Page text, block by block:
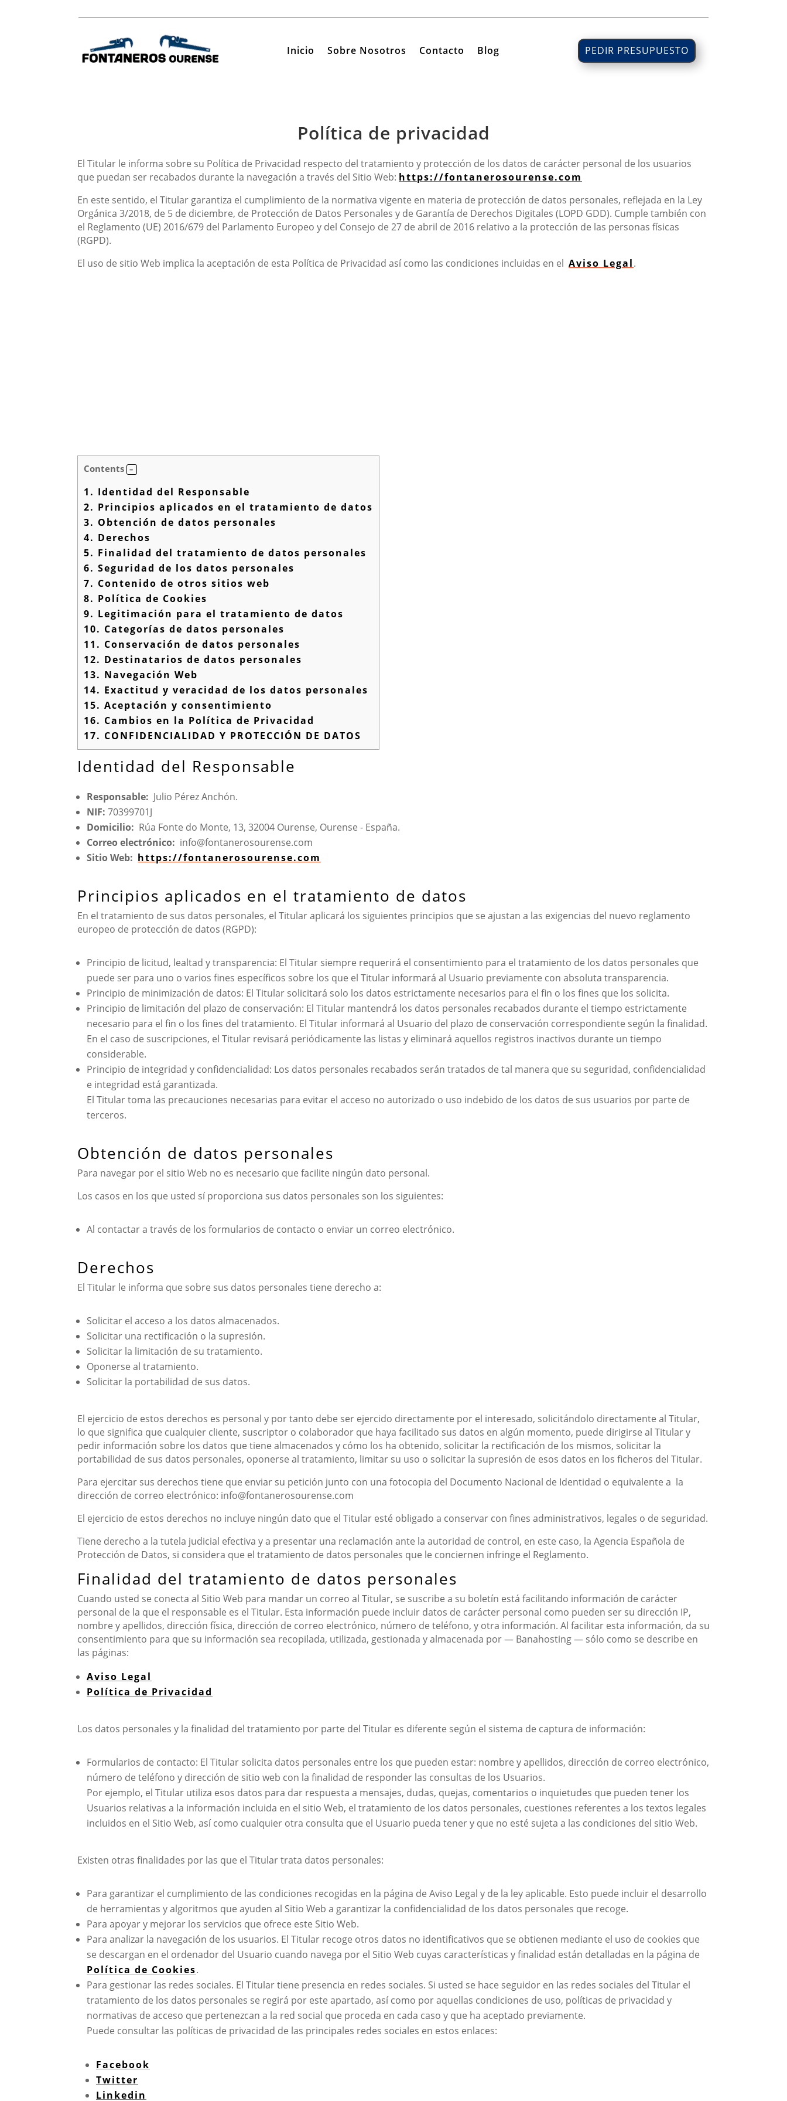
Inicio Sobre Nosotros Contacto Blog PEDIR PRESUPUESTO
Política de privacidad
El Titular le informa sobre su Política de Privacidad respecto del tratamiento y protección de los datos de carácter personal de los usuarios
que puedan ser recabados durante la navegación a través del Sitio Web: https://fontanerosourense.com
En este sentido, el Titular garantiza el cumplimiento de la normativa vigente en materia de protección de datos personales, reflejada en la Ley
Orgánica 3/2018, de 5 de diciembre, de Protección de Datos Personales y de Garantía de Derechos Digitales (LOPD GDD). Cumple también con
el Reglamento (UE) 2016/679 del Parlamento Europeo y del Consejo de 27 de abril de 2016 relativo a la protección de las personas físicas
(RGPD).
El uso de sitio Web implica la aceptación de esta Política de Privacidad así como las condiciones incluidas en el Aviso Legal.
Contents
1. Identidad del Responsable
2. Principios aplicados en el tratamiento de datos
3. Obtención de datos personales
4. Derechos
5. Finalidad del tratamiento de datos personales
6. Seguridad de los datos personales
7. Contenido de otros sitios web
8. Política de Cookies
9. Legitimación para el tratamiento de datos
10. Categorías de datos personales
11. Conservación de datos personales
12. Destinatarios de datos personales
13. Navegación Web
14. Exactitud y veracidad de los datos personales
15. Aceptación y consentimiento
16. Cambios en la Política de Privacidad
17. CONFIDENCIALIDAD Y PROTECCIÓN DE DATOS
Identidad del Responsable
Responsable: Julio Pérez Anchón.
NIF: 70399701J
Domicilio: Rúa Fonte do Monte, 13, 32004 Ourense, Ourense - España.
Correo electrónico: info@fontanerosourense.com
Sitio Web: https://fontanerosourense.com
Principios aplicados en el tratamiento de datos
En el tratamiento de sus datos personales, el Titular aplicará los siguientes principios que se ajustan a las exigencias del nuevo reglamento
europeo de protección de datos (RGPD):
Principio de licitud, lealtad y transparencia: El Titular siempre requerirá el consentimiento para el tratamiento de los datos personales que
puede ser para uno o varios fines específicos sobre los que el Titular informará al Usuario previamente con absoluta transparencia.
Principio de minimización de datos: El Titular solicitará solo los datos estrictamente necesarios para el fin o los fines que los solicita.
Principio de limitación del plazo de conservación: El Titular mantendrá los datos personales recabados durante el tiempo estrictamente
necesario para el fin o los fines del tratamiento. El Titular informará al Usuario del plazo de conservación correspondiente según la finalidad.
En el caso de suscripciones, el Titular revisará periódicamente las listas y eliminará aquellos registros inactivos durante un tiempo
considerable.
Principio de integridad y confidencialidad: Los datos personales recabados serán tratados de tal manera que su seguridad, confidencialidad
e integridad está garantizada.
El Titular toma las precauciones necesarias para evitar el acceso no autorizado o uso indebido de los datos de sus usuarios por parte de
terceros.
Obtención de datos personales
Para navegar por el sitio Web no es necesario que facilite ningún dato personal.
Los casos en los que usted sí proporciona sus datos personales son los siguientes:
Al contactar a través de los formularios de contacto o enviar un correo electrónico.
Derechos
El Titular le informa que sobre sus datos personales tiene derecho a:
Solicitar el acceso a los datos almacenados.
Solicitar una rectificación o la supresión.
Solicitar la limitación de su tratamiento.
Oponerse al tratamiento.
Solicitar la portabilidad de sus datos.
El ejercicio de estos derechos es personal y por tanto debe ser ejercido directamente por el interesado, solicitándolo directamente al Titular,
lo que significa que cualquier cliente, suscriptor o colaborador que haya facilitado sus datos en algún momento, puede dirigirse al Titular y
pedir información sobre los datos que tiene almacenados y cómo los ha obtenido, solicitar la rectificación de los mismos, solicitar la
portabilidad de sus datos personales, oponerse al tratamiento, limitar su uso o solicitar la supresión de esos datos en los ficheros del Titular.
Para ejercitar sus derechos tiene que enviar su petición junto con una fotocopia del Documento Nacional de Identidad o equivalente a la
dirección de correo electrónico: info@fontanerosourense.com
El ejercicio de estos derechos no incluye ningún dato que el Titular esté obligado a conservar con fines administrativos, legales o de seguridad.
Tiene derecho a la tutela judicial efectiva y a presentar una reclamación ante la autoridad de control, en este caso, la Agencia Española de
Protección de Datos, si considera que el tratamiento de datos personales que le conciernen infringe el Reglamento.
Finalidad del tratamiento de datos personales
Cuando usted se conecta al Sitio Web para mandar un correo al Titular, se suscribe a su boletín está facilitando información de carácter
personal de la que el responsable es el Titular. Esta información puede incluir datos de carácter personal como pueden ser su dirección IP,
nombre y apellidos, dirección física, dirección de correo electrónico, número de teléfono, y otra información. Al facilitar esta información, da su
consentimiento para que su información sea recopilada, utilizada, gestionada y almacenada por — Banahosting — sólo como se describe en
las páginas:
Aviso Legal
Política de Privacidad
Los datos personales y la finalidad del tratamiento por parte del Titular es diferente según el sistema de captura de información:
Formularios de contacto: El Titular solicita datos personales entre los que pueden estar: nombre y apellidos, dirección de correo electrónico,
número de teléfono y dirección de sitio web con la finalidad de responder las consultas de los Usuarios.
Por ejemplo, el Titular utiliza esos datos para dar respuesta a mensajes, dudas, quejas, comentarios o inquietudes que pueden tener los
Usuarios relativas a la información incluida en el sitio Web, el tratamiento de los datos personales, cuestiones referentes a los textos legales
incluidos en el Sitio Web, así como cualquier otra consulta que el Usuario pueda tener y que no esté sujeta a las condiciones del sitio Web.
Existen otras finalidades por las que el Titular trata datos personales:
Para garantizar el cumplimiento de las condiciones recogidas en la página de Aviso Legal y de la ley aplicable. Esto puede incluir el desarrollo
de herramientas y algoritmos que ayuden al Sitio Web a garantizar la confidencialidad de los datos personales que recoge.
Para apoyar y mejorar los servicios que ofrece este Sitio Web.
Para analizar la navegación de los usuarios. El Titular recoge otros datos no identificativos que se obtienen mediante el uso de cookies que
se descargan en el ordenador del Usuario cuando navega por el Sitio Web cuyas características y finalidad están detalladas en la página de
Política de Cookies.
Para gestionar las redes sociales. El Titular tiene presencia en redes sociales. Si usted se hace seguidor en las redes sociales del Titular el
tratamiento de los datos personales se regirá por este apartado, así como por aquellas condiciones de uso, políticas de privacidad y
normativas de acceso que pertenezcan a la red social que proceda en cada caso y que ha aceptado previamente.
Puede consultar las políticas de privacidad de las principales redes sociales en estos enlaces:
Facebook
Twitter
Linkedin